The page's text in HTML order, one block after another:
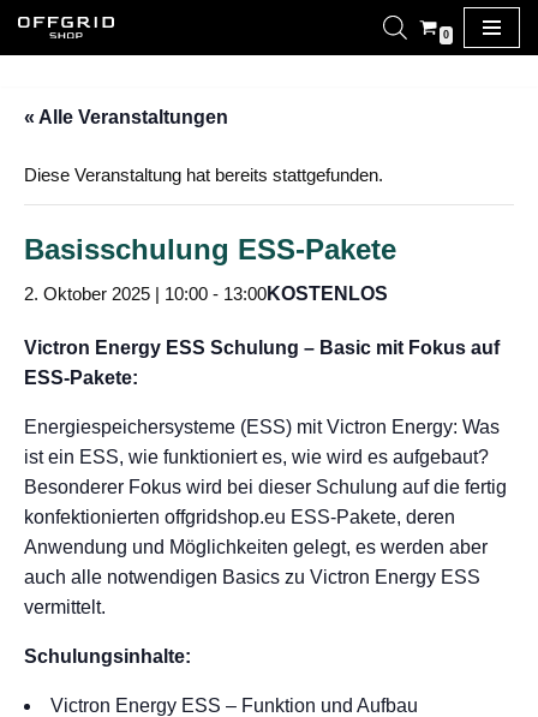
springen
0
« Alle Veranstaltungen
Diese Veranstaltung hat bereits stattgefunden.
Basisschulung ESS-Pakete
2. Oktober 2025 | 10:00 - 13:00KOSTENLOS
Victron Energy ESS Schulung – Basic mit Fokus auf
ESS-Pakete:
Energiespeichersysteme (ESS) mit Victron Energy: Was
ist ein ESS, wie funktioniert es, wie wird es aufgebaut?
Besonderer Fokus wird bei dieser Schulung auf die fertig
konfektionierten offgridshop.eu ESS-Pakete, deren
Anwendung und Möglichkeiten gelegt, es werden aber
auch alle notwendigen Basics zu Victron Energy ESS
vermittelt.
Schulungsinhalte:
Victron Energy ESS – Funktion und Aufbau